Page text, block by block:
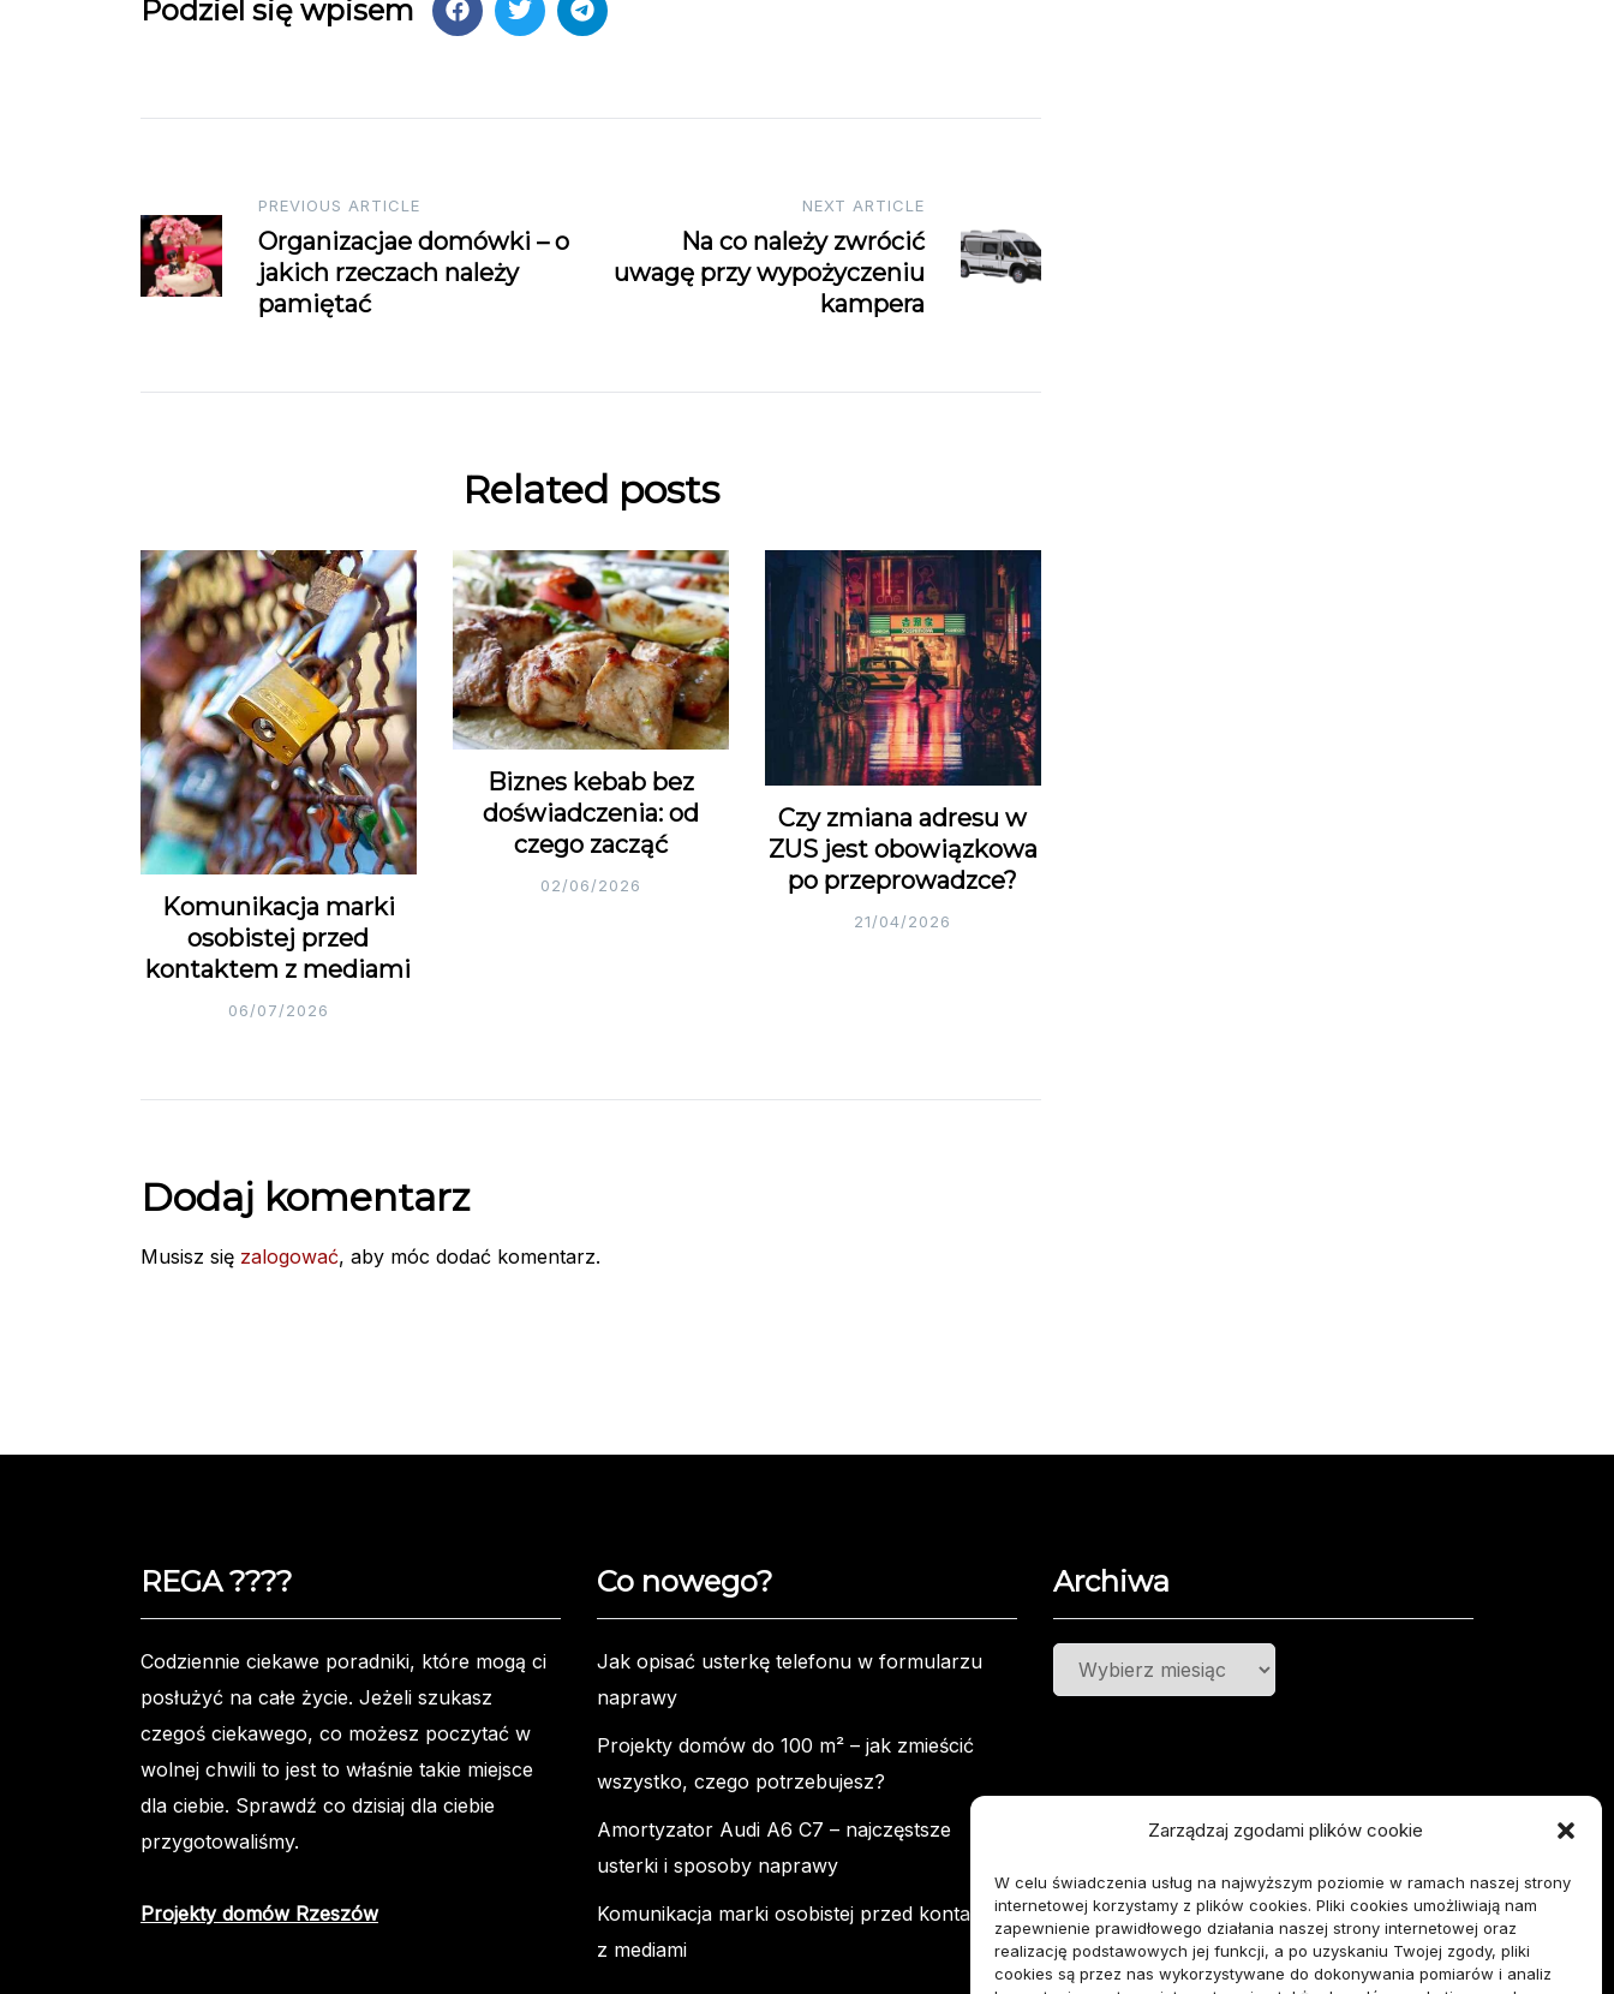
Zarządzaj zgodami plików cookie
W celu świadczenia usług na najwyższym poziomie w ramach naszej strony
internetowej korzystamy z plików cookies. Pliki cookies umożliwiają nam
zapewnienie prawidłowego działania naszej strony internetowej oraz
realizację podstawowych jej funkcji, a po uzyskaniu Twojej zgody, pliki
cookies są przez nas wykorzystywane do dokonywania pomiarów i analiz
Podziel się wpisem
Post
navigation
PREVIOUS ARTICLE
Organizacjae domówki – o
jakich rzeczach należy
pamiętać
NEXT ARTICLE
Na co należy zwrócić
uwagę przy wypożyczeniu
kampera
Related posts
Komunikacja marki
osobistej przed
kontaktem z mediami
06/07/2026
Biznes kebab bez
doświadczenia: od
czego zacząć
02/06/2026
Czy zmiana adresu w
ZUS jest obowiązkowa
po przeprowadzce?
21/04/2026
Dodaj komentarz
Musisz się zalogować, aby móc dodać komentarz.
REGA ????️
Codziennie ciekawe poradniki, które mogą ci
posłużyć na całe życie. Jeżeli szukasz
czegoś ciekawego, co możesz poczytać w
wolnej chwili to jest to właśnie takie miejsce
dla ciebie. Sprawdź co dzisiaj dla ciebie
przygotowaliśmy.
Projekty domów Rzeszów
Co nowego?
Jak opisać usterkę telefonu w formularzu
naprawy
Projekty domów do 100 m² – jak zmieścić
wszystko, czego potrzebujesz?
Amortyzator Audi A6 C7 – najczęstsze
usterki i sposoby naprawy
Komunikacja marki osobistej przed kontaktem
z mediami
Archiwa
Archiwa